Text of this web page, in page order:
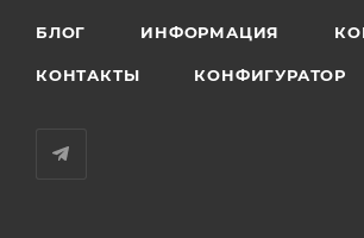
БЛОГ ИНФОРМАЦИЯ
КОНТАКТЫ КОНФИГУРАТОР